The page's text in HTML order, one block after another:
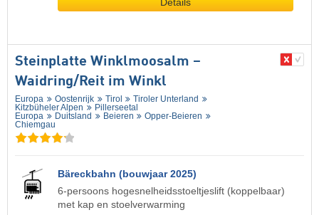
Details
Steinplatte Winklmoosalm –
Waidring/​Reit im Winkl
Europa Oostenrijk Tirol
Tiroler Unterland
Kitzbüheler Alpen
Pillerseetal
Europa
Duitsland Beieren
Opper-Beieren
Chiemgau
Bäreckbahn (bouwjaar 2025)
6-persoons hogesnelheidsstoeltjeslift (koppelbaar)
met kap en stoelverwarming